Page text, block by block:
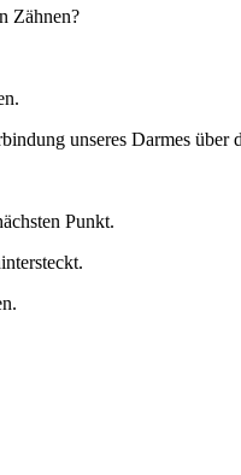
Zähnen?
unseres Darmes über
Punkt.